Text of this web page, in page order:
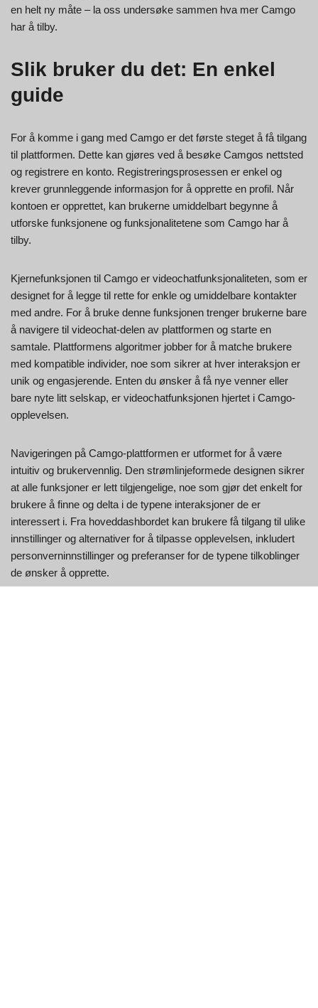
en helt ny måte – la oss undersøke sammen hva mer Camgo
har å tilby.
Slik bruker du det: En enkel
guide
For å komme i gang med Camgo er det første steget å få tilgang
til plattformen. Dette kan gjøres ved å besøke Camgos nettsted
og registrere en konto. Registreringsprosessen er enkel og
krever grunnleggende informasjon for å opprette en profil. Når
kontoen er opprettet, kan brukerne umiddelbart begynne å
utforske funksjonene og funksjonalitetene som Camgo har å
tilby.
Kjernefunksjonen til Camgo er videochatfunksjonaliteten, som er
designet for å legge til rette for enkle og umiddelbare kontakter
med andre. For å bruke denne funksjonen trenger brukerne bare
å navigere til videochat-delen av plattformen og starte en
samtale. Plattformens algoritmer jobber for å matche brukere
med kompatible individer, noe som sikrer at hver interaksjon er
unik og engasjerende. Enten du ønsker å få nye venner eller
bare nyte litt selskap, er videochatfunksjonen hjertet i Camgo-
opplevelsen.
Navigeringen på Camgo-plattformen er utformet for å være
intuitiv og brukervennlig. Den strømlinjeformede designen sikrer
at alle funksjoner er lett tilgjengelige, noe som gjør det enkelt for
brukere å finne og delta i de typene interaksjoner de er
interessert i. Fra hoveddashbordet kan brukere få tilgang til ulike
innstillinger og alternativer for å tilpasse opplevelsen, inkludert
personverninnstillinger og preferanser for de typene tilkoblinger
de ønsker å opprette.